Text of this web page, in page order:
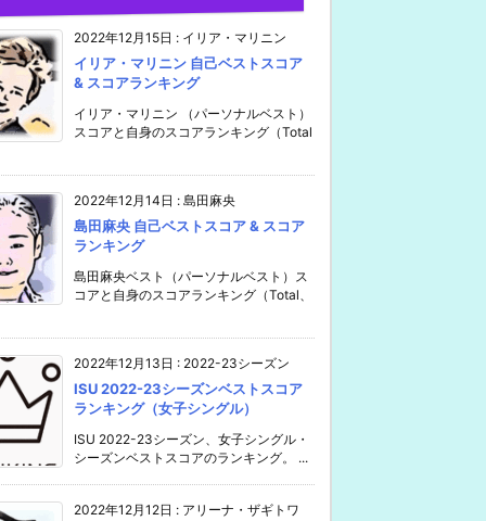
2022年12月15日 : イリア・マリニン
イリア・マリニン 自己ベストスコア
& スコアランキング
イリア・マリニン （パーソナルベスト）
スコアと自身のスコアランキング（Total
2022年12月14日 : 島田麻央
島田麻央 自己ベストスコア & スコア
ランキング
島田麻央ベスト（パーソナルベスト）ス
コアと自身のスコアランキング（Total、
2022年12月13日 : 2022-23シーズン
ISU 2022-23シーズンベストスコア
ランキング（女子シングル）
ISU 2022-23シーズン、女子シングル・
シーズンベストスコアのランキング。 ...
2022年12月12日 : アリーナ・ザギトワ